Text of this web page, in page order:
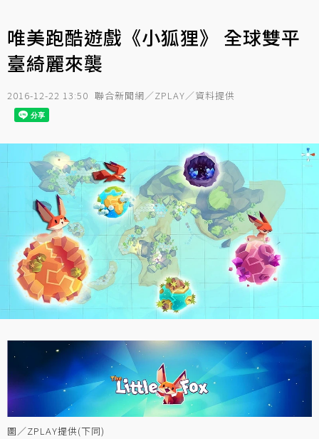
唯美跑酷遊戲《小狐狸》 全球雙平
臺綺麗來襲
2016-12-22 13:50 聯合新聞網／ZPLAY／資料提供
圖／ZPLAY提供(下同)